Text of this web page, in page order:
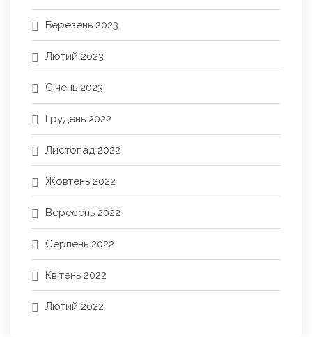
Березень 2023
Лютий 2023
Січень 2023
Грудень 2022
Листопад 2022
Жовтень 2022
Вересень 2022
Серпень 2022
Квітень 2022
Лютий 2022